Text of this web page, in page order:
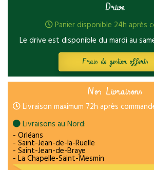
Drive
Panier disponible 24h après
Le drive est disponible du mardi au
Frais de gestion offerts
Nos Livraisons
Livraison maximum 72h après
Livraisons au Nord:
- Orléans
- Saint-Jean-de-la-Ruelle
- Saint-Jean-de-Braye
- La Chapelle-Saint-Mesmin